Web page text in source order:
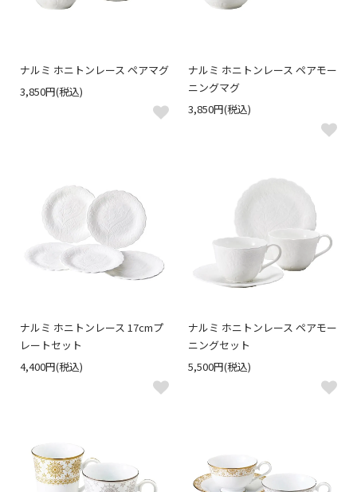
ナルミ ホニトンレース ペアマグ
3,850円(税込)
ナルミ ホニトンレース ペアモー
ニングマグ
3,850円(税込)
ナルミ ホニトンレース 17cmプ
レートセット
4,400円(税込)
ナルミ ホニトンレース ペアモー
ニングセット
5,500円(税込)